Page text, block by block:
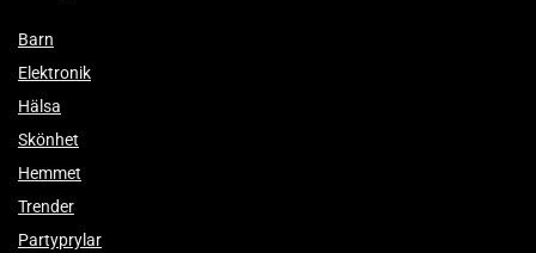
Barn
Elektronik
Hälsa
Skönhet
Hemmet
Trender
Partyprylar